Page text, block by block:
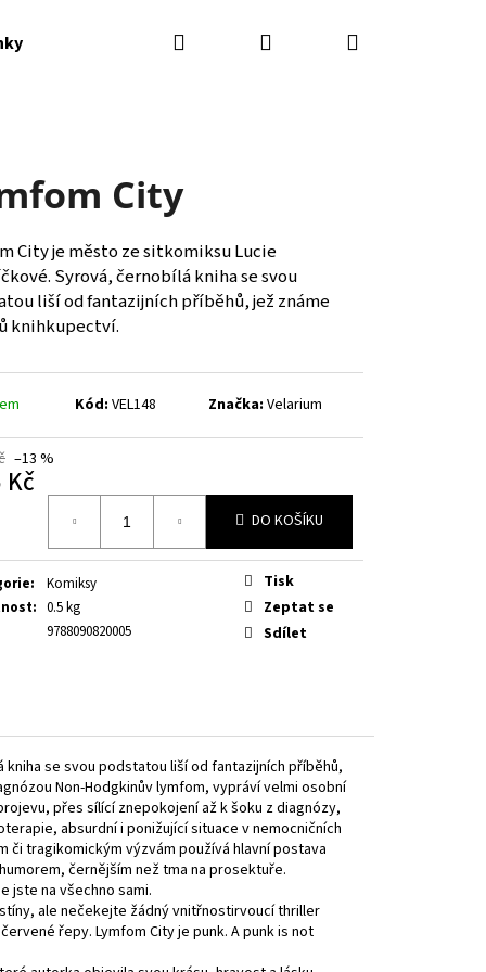
Hledat PřihlášeníNákupní
City
City je město ze sitkomiksu Lucie
Syrová, černobílá kniha se svou
liší od fantazijních příběhů, jež známe
knihkupectví.
Kód: VEL148 Značka: Velarium
–13 %
Kč
DO KOŠÍKU
:
Komiksy
: 0.5 kg
9788090820005
Tisk
Zeptat se
Sdílet
se svou podstatou liší od fantazijních příběhů,
Non-Hodgkinův lymfom, vypráví velmi osobní
přes sílící znepokojení až k šoku z diagnózy,
absurdní i ponižující situace v nemocničních
tragikomickým výzvám používá hlavní postava
černějším než tma na prosektuře.
jste na všechno sami.
ale nečekejte žádný vnitřnostirvoucí thriller
řepy. Lymfom City je punk. A punk is not